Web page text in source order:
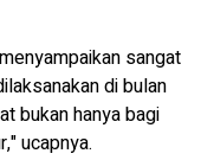
sangat
di bulan
bukan hanya bagi
ucapnya.